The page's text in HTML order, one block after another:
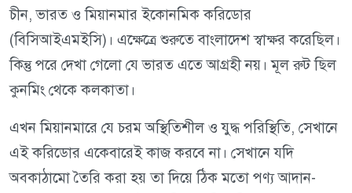
চীন, ভারত ও মিয়ানমার ইকোনমিক করিডোর
(বিসিআইএমইসি)। এক্ষেত্রে শুরুতে বাংলাদেশ স্বাক্ষর করেছিল।
কিন্তু পরে দেখা গেলো যে ভারত এতে আগ্রহী নয়। মূল রুট ছিল
কুনমিং থেকে কলকাতা।
এখন মিয়ানমারে যে চরম অস্থিতিশীল ও যুদ্ধ পরিস্থিতি, সেখানে
এই করিডোর একেবারেই কাজ করবে না। সেখানে যদি
অবকাঠামো তৈরি করা হয় তা দিয়ে ঠিক মতো পণ্য আদান-